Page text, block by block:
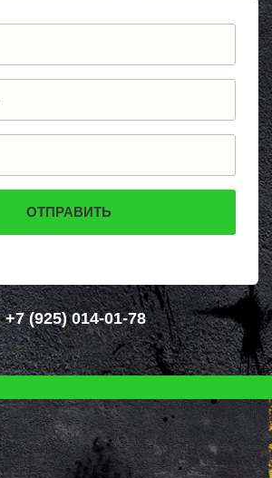
+7 (925) 014-01-78